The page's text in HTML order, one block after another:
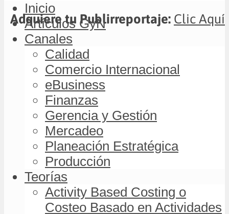
Adquiere tu Publirreportaje: Clic Aquí
Inicio
Artículos GyN
Canales
Calidad
Comercio Internacional
eBusiness
Finanzas
Gerencia y Gestión
Mercadeo
Planeación Estratégica
Producción
Teorías
Activity Based Costing o
Costeo Basado en Actividades